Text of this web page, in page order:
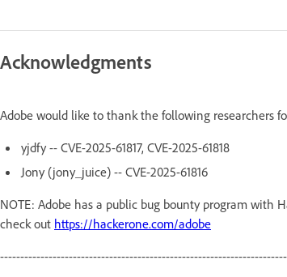
Acknowledgments
Adobe would like to thank the following researchers
yjdfy -- CVE-2025-61817, CVE-2025-61818
Jony (jony_juice) -- CVE-2025-61816
NOTE: Adobe has a public bug bounty program with
check out https://hackerone.com/adobe